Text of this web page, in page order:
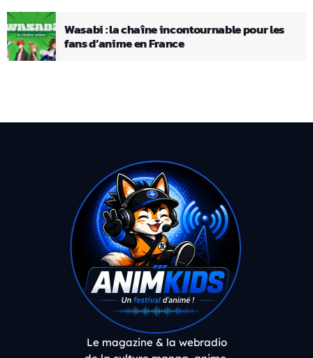
Wasabi : la chaîne incontournable pour les
fans d’anime en France
Le magazine & la webradio